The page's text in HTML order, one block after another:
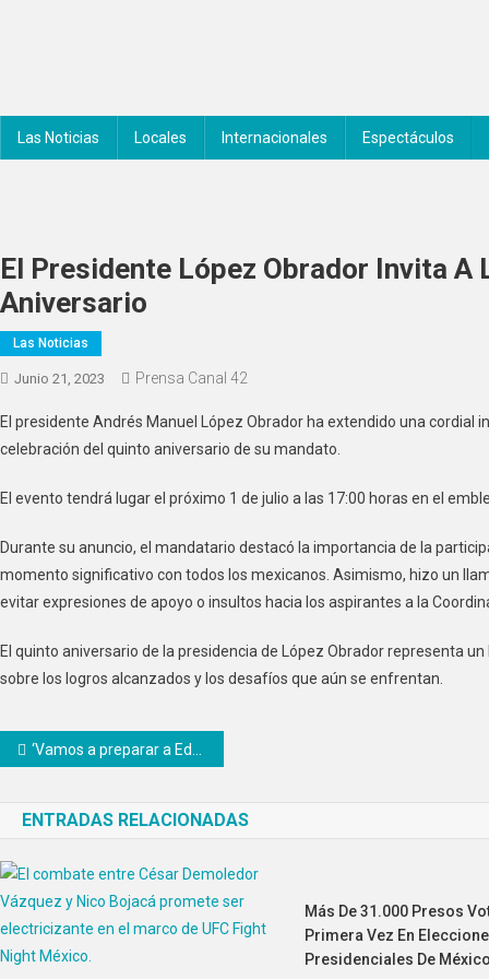
Las Noticias Locales Internacionales Espectáculos
El Presidente López Obrador Invita A
Aniversario
Las Noticias
Junio 21, 2023 Prensa Canal 42
El presidente Andrés Manuel López Obrador ha extendido una cordial
celebración del quinto aniversario de su mandato.
El evento tendrá lugar el próximo 1 de julio a las 17:00 horas en el
Durante su anuncio, el mandatario destacó la importancia de la
momento significativo con todos los mexicanos. Asimismo, hizo un
evitar expresiones de apoyo o insultos hacia los aspirantes a la
El quinto aniversario de la presidencia de López Obrador representa
sobre los logros alcanzados y los desafíos que aún se enfrentan.
Navegación
entradas
‘Vamos a preparar a Edomex por los próximos 20 años’: Enrique Vargas
ENTRADAS RELACIONADAS
Más De 31.000 Presos
Primera Vez En
Presidenciales De